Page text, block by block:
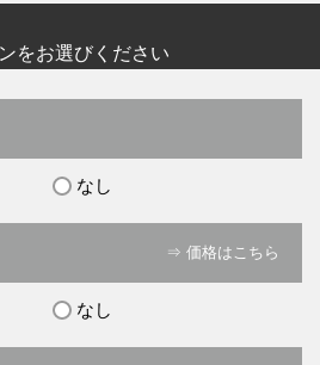
をお選びください
なし
⇒ 価格はこちら
なし